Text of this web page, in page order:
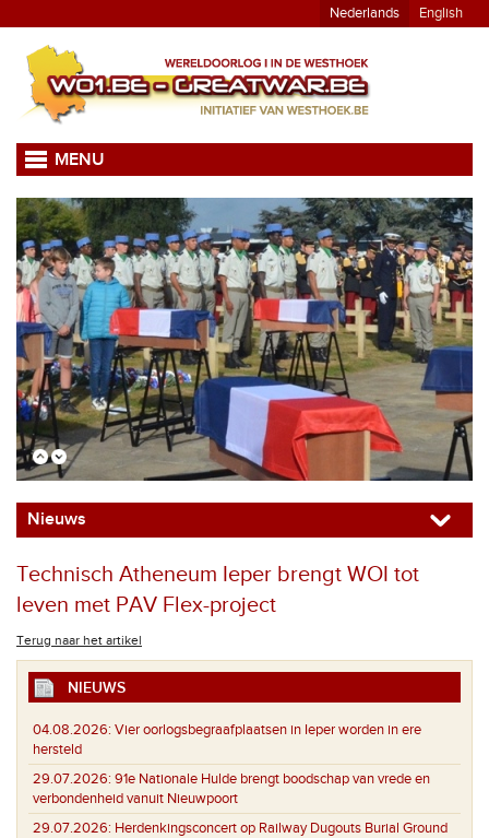
Nederlands English
MENU
Nieuws
Technisch Atheneum Ieper brengt WOI tot
leven met PAV Flex-project
Terug naar het artikel
NIEUWS
04.08.2026: Vier oorlogsbegraafplaatsen in Ieper worden in ere
hersteld
29.07.2026: 91e Nationale Hulde brengt boodschap van vrede en
verbondenheid vanuit Nieuwpoort
29.07.2026: Herdenkingsconcert op Railway Dugouts Burial Ground